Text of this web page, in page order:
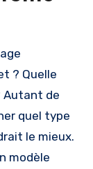
? Quelle
Autant de
quel type
le mieux.
modèle